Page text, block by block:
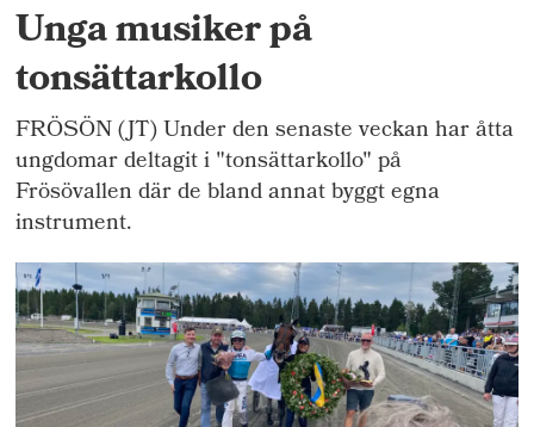
Unga musiker på
tonsättarkollo
FRÖSÖN (JT) Under den senaste veckan har åtta
ungdomar deltagit i "tonsättarkollo" på
Frösövallen där de bland annat byggt egna
instrument.